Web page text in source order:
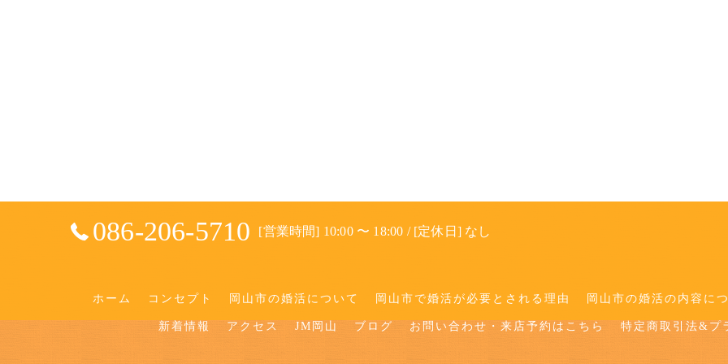
086-206-5710 [営業時間] 10:00 〜 18:00 / [定休日] なし
ホーム コンセプト 岡山市の婚活について 岡山市で婚活が必要とされる理由 岡山市の婚活の内容に
新着情報 アクセス JM岡山 ブログ お問い合わせ・来店予約はこちら 特定商取引法&プ